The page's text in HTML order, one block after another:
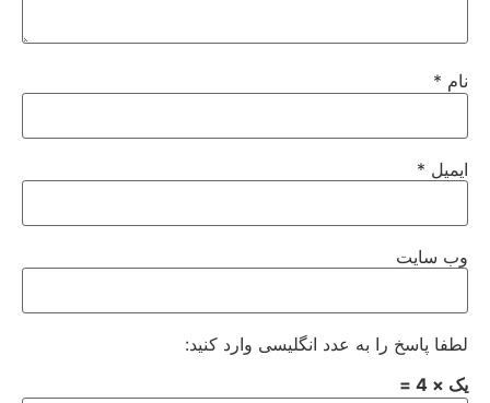
نام *
ایمیل *
وب‌ سایت
لطفا پاسخ را به عدد انگلیسی وارد کنید:
یک × 4 =